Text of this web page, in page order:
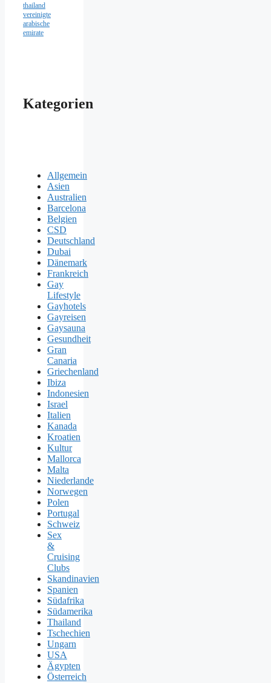
thailand
vereinigte
arabische
emirate
Kategorien
Allgemein
Asien
Australien
Barcelona
Belgien
CSD
Deutschland
Dubai
Dänemark
Frankreich
Gay
Lifestyle
Gayhotels
Gayreisen
Gaysauna
Gesundheit
Gran
Canaria
Griechenland
Ibiza
Indonesien
Israel
Italien
Kanada
Kroatien
Kultur
Mallorca
Malta
Niederlande
Norwegen
Polen
Portugal
Schweiz
Sex
&
Cruising
Clubs
Skandinavien
Spanien
Südafrika
Südamerika
Thailand
Tschechien
Ungarn
USA
Ägypten
Österreich